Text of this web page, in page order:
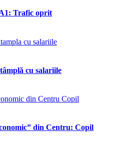
Trafic oprit
cu salariile
din Centru: Copil